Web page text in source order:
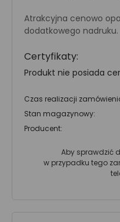
Atrakcyjna cenowo
dodatkowego nadruku.
Certyfikaty:
Produkt nie posiada
Czas realizacji
Stan magazynowy:
Producent:
Aby sprawdzić
w przypadku tego